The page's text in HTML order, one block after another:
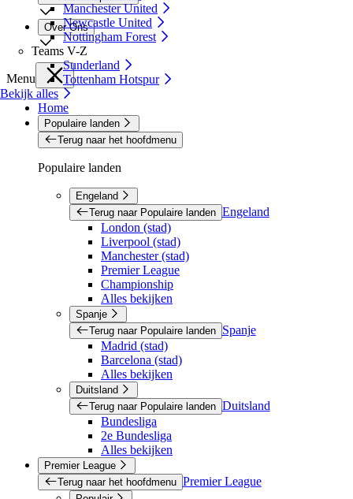
Manchester United
Newcastle United
Nottingham Forest
Teams V-Z
Sunderland
Tottenham Hotspur
Bekijk alles
Over Ons
Menu
Home
Populaire landen
Terug naar het hoofdmenu
Populaire landen
Engeland
Terug naar Populaire landen Engeland
London (stad)
Liverpool (stad)
Manchester (stad)
Premier League
Championship
Alles bekijken
Spanje
Terug naar Populaire landen
Spanje
Madrid (stad)
Barcelona (stad)
Alles bekijken
Duitsland
Terug naar Populaire landen Duitsland
Bundesliga
2e Bundesliga
Alles bekijken
Premier League
Terug naar het hoofdmenu Premier League